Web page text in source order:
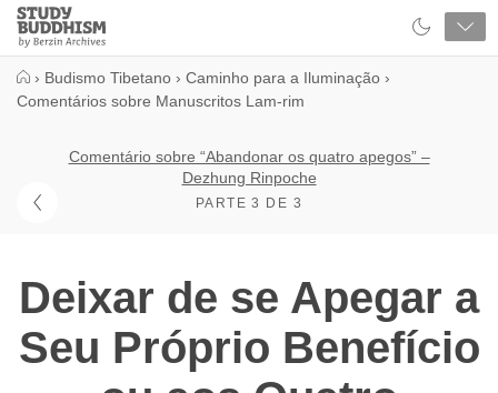
Close
Study
Buddhism
› Budismo Tibetano › Caminho para a Iluminação ›
Comentários sobre Manuscritos Lam-rim
Comentário sobre “Abandonar os quatro apegos” –
Dezhung Rinpoche
PARTE 3 DE 3
Deixar de se Apegar a
Seu Próprio Benefício